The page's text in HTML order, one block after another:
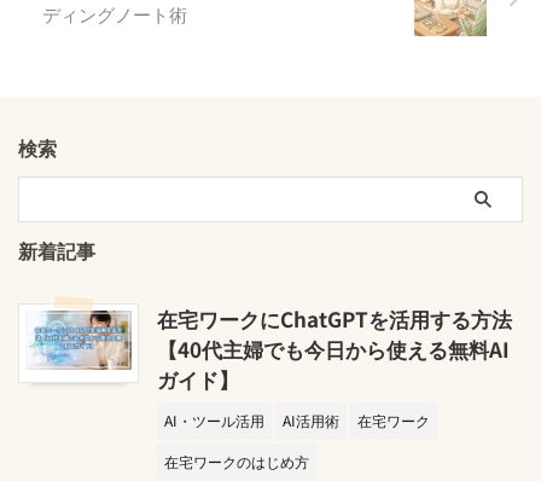
ディングノート術
検索
新着記事
在宅ワークにChatGPTを活用する方法
【40代主婦でも今日から使える無料AI
ガイド】
AI・ツール活用 AI活用術
在宅ワーク
在宅ワークのはじめ方